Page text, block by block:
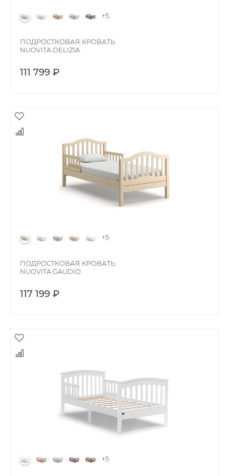
+5
ПОДРОСТКОВАЯ КРОВАТЬ
NUOVITA DELIZIA
111 799 ₽
+5
ПОДРОСТКОВАЯ КРОВАТЬ
NUOVITA GAUDIO
117 199 ₽
+5